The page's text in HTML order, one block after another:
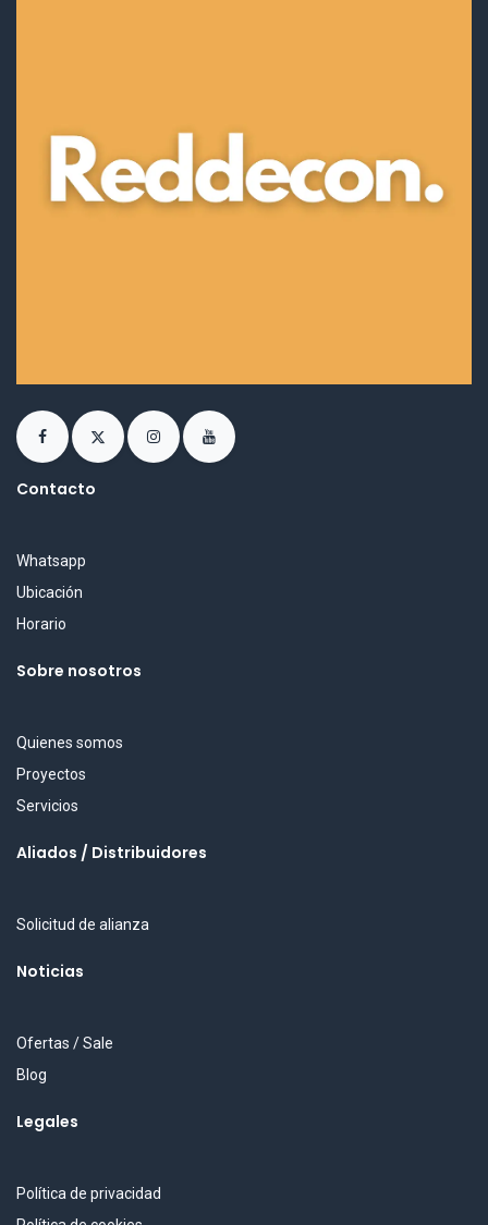
Contacto
Whatsapp
Ubicación
Horario
Sobre nosotros
Quienes somos
Proyectos
Servicios
Aliados / Distribuidores
Solicitud de alianza
Noticias
Ofertas / Sale
Blog
Legales
Política de privacidad